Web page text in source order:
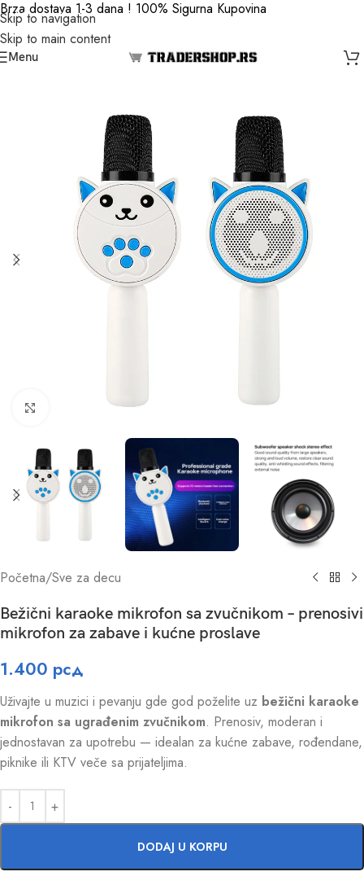
Skip to navigation
Skip to main content
Brza dostava 1-3 dana ! 100% Sigurna Kupovina
Menu
Click to enlarge
Početna/Sve za decu
Bežični karaoke mikrofon sa zvučnikom – prenosivi
mikrofon za zabave i kućne proslave
1.400 рсд
Uživajte u muzici i pevanju gde god poželite uz bežični karaoke
mikrofon sa ugrađenim zvučnikom. Prenosiv, moderan i
jednostavan za upotrebu — idealan za kućne zabave, rođendane,
piknike ili KTV veče sa prijateljima.
DODAJ U KORPU